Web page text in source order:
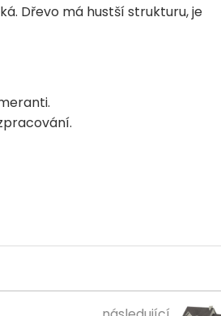
Dřevo má hustší strukturu, je